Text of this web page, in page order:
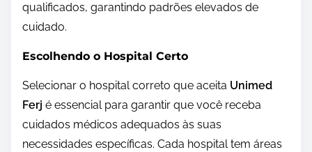
qualificados, garantindo padrões elevados de
cuidado.
Escolhendo o Hospital Certo
Selecionar o hospital correto que aceita Unimed
Ferj é essencial para garantir que você receba
cuidados médicos adequados às suas
necessidades específicas. Cada hospital tem áreas